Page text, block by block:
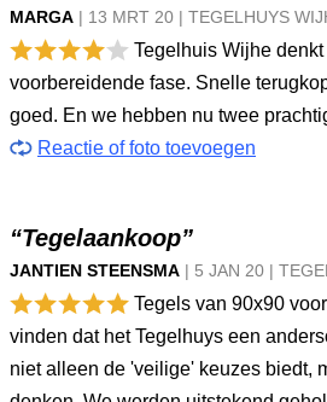
MARGA | 13 MRT 20 | TEGELHUYS
Tegelhuis Wijhe
voorbereidende fase. Snelle
goed. En we hebben nu twee
Reactie of foto toevoegen
“Tegelaankoop”
JANTIEN STEENSMA | 5 JAN 20 |
Tegels van 90x90
vinden dat het Tegelhuys een
niet alleen de 'veilige' keuzes biedt,